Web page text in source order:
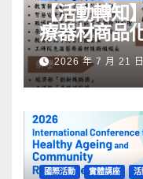
【活動轉知
療器材商品
2026 年 7 月 21 日
國際活動 實體講座 活